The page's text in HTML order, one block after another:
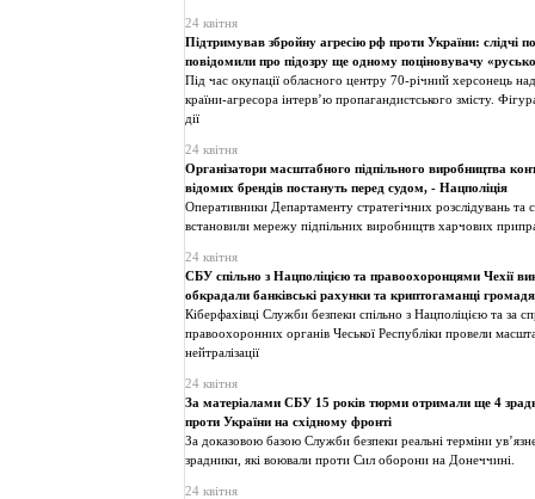
24 квітня
Підтримував збройну агресію рф проти України: слідчі
повідомили про підозру ще одному поціновувачу
Під час окупації обласного центру 70-річний херсонець
країни-агресора інтерв’ю пропагандистського змісту.
дії
24 квітня
Організатори масштабного підпільного виробництва
відомих брендів постануть перед судом, - Нацполіція
Оперативники Департаменту стратегічних розслідувань та
встановили мережу підпільних виробництв харчових
24 квітня
СБУ спільно з Нацполіцією та правоохоронцями Чехії
обкрадали банківські рахунки та криптогаманці
Кіберфахівці Служби безпеки спільно з Нацполіцією та за
правоохоронних органів Чеської Республіки провели
нейтралізації
24 квітня
За матеріалами СБУ 15 років тюрми отримали ще 4
проти України на східному фронті
За доказовою базою Служби безпеки реальні терміни
зрадники, які воювали проти Сил оборони на Донеччині.
24 квітня